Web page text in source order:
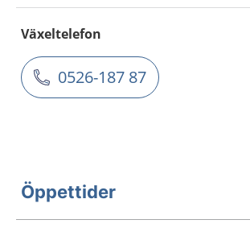
Växeltelefon
0526-187 87
Öppettider